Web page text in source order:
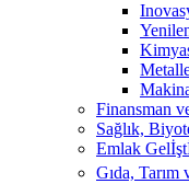
Finansman
Sağlık,
Emlak
Gıda, Tarım